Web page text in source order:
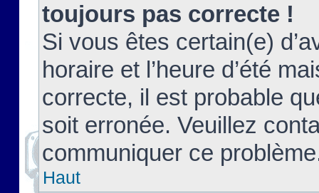
toujours pas correcte !
Si vous êtes certain(e)
horaire et l’heure d’été
correcte, il est probable
soit erronée. Veuillez
communiquer ce
Haut